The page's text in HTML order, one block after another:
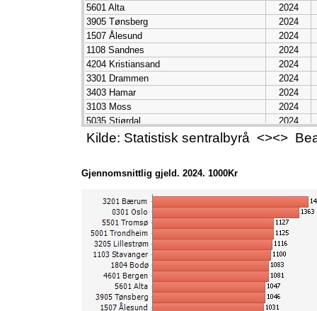
5601 Alta
2024
3905 Tønsberg
2024
1507 Ålesund
2024
1108 Sandnes
2024
4204 Kristiansand
2024
3301 Drammen
2024
3403 Hamar
2024
3103 Moss
2024
5035 Stjørdal
2024
3903 Holmestrand
2024
1506 Molde
4003 Skien
2024
1106 Haugesund
2024
3909 Larvik
2024
3107 Fredrikstad
2024
5503 Harstad
2024
4202 Grimstad
2024
3405 Lillehammer
2024
1505 Kristiansund
Kilde: Statistisk sentralbyrå <><>
Gjennomsnittlig gjeld. 2024. 1000Kr